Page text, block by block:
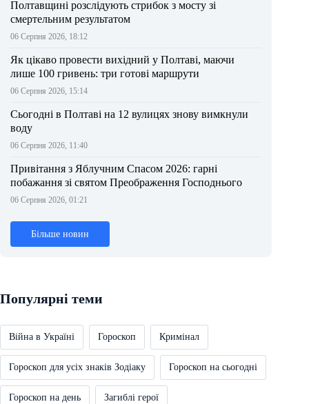
Полтавщині розслідують стрибок з мосту зі
смертельним результатом
06 Серпня 2026, 18:12
Як цікаво провести вихідний у Полтаві, маючи
лише 100 гривень: три готові маршрути
06 Серпня 2026, 15:14
Сьогодні в Полтаві на 12 вулицях знову вимкнули
воду
06 Серпня 2026, 11:40
Привітання з Яблучним Спасом 2026: гарні
побажання зі святом Преображення Господнього
06 Серпня 2026, 01:21
Більше новин
Популярні теми
Війна в Україні Гороскоп Кримінал
Гороскоп для усіх знаків Зодіаку Гороскоп на сьогодні
Гороскоп на день Загиблі герої